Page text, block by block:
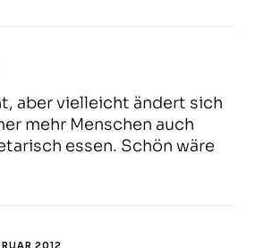
aber vielleicht ändert sich
mehr Menschen auch
essen. Schön wäre